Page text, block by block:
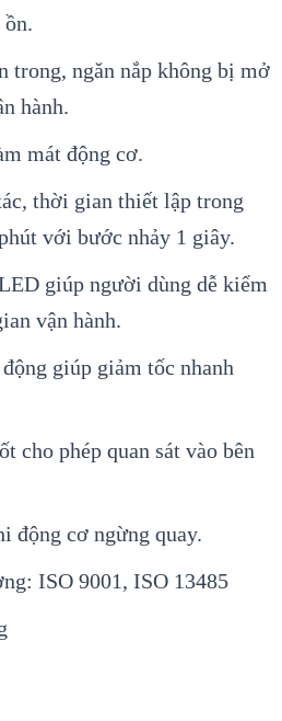
trong, ngăn nắp không bị mở
hành.
mát động cơ.
thời gian thiết lập trong
với bước nhảy 1 giây.
giúp người dùng dễ kiểm
vận hành.
giúp giảm tốc nhanh
cho phép quan sát vào bên
động cơ ngừng quay.
ISO 9001, ISO 13485